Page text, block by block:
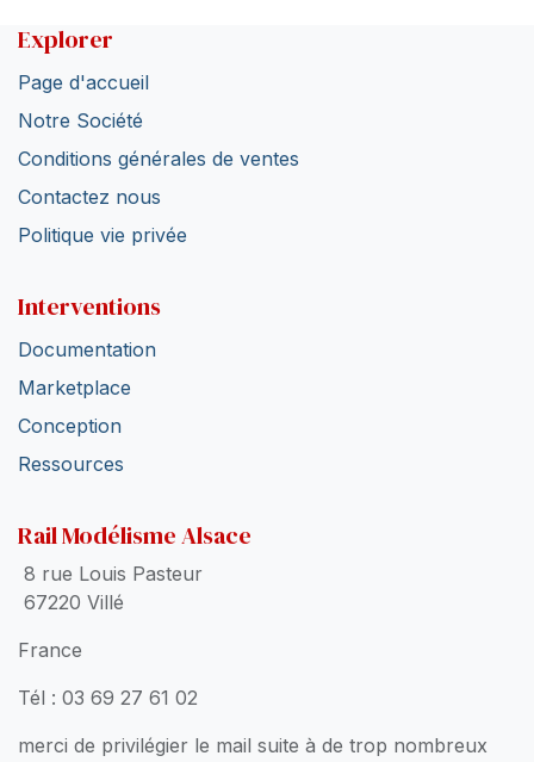
Explorer
Page d'accueil
Notre Société
Conditions générales de ventes
Contactez nous
Politique vie privée
Interventions
Documentation
Marketplace
Conception
Ressources
Rail Modélisme Alsace
8 rue Louis Pasteur
67220 Villé
France
Tél : 03 69 27 61 02
merci de privilégier le mail suite à de trop nombreux